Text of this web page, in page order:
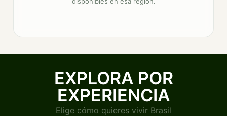
EXPLORA POR
EXPERIENCIA
Elige cómo quieres vivir Brasil